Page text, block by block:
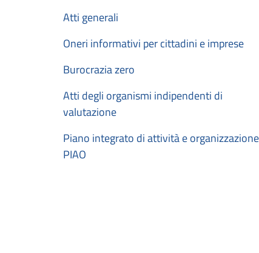
Atti generali
Oneri informativi per cittadini e imprese
Burocrazia zero
Atti degli organismi indipendenti di
valutazione
Piano integrato di attività e organizzazione
PIAO